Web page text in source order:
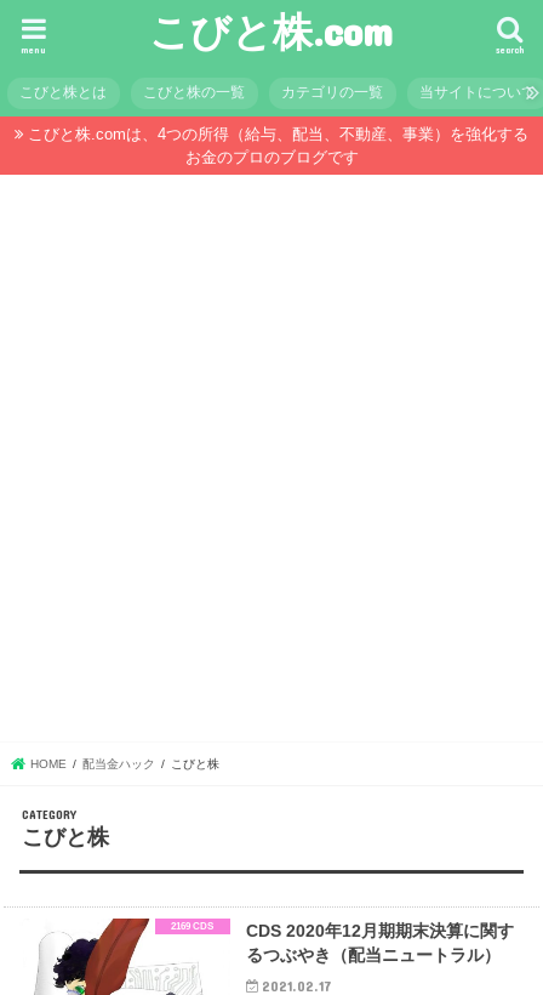
こびと株.com search
menu
こびと株とは こびと株の一覧 カテゴリの一覧 当サイトについて
こびと株.comは、4つの所得（給与、配当、不動産、事業）を強化する
お金のプロのブログです
HOME 配当金ハック こびと株
こびと株
2169 CDS
CDS 2020年12月期期末決算に関す
るつぶやき（配当ニュートラル）
2021.02.17